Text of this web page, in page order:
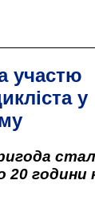
участю
у
20 години